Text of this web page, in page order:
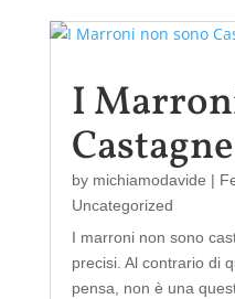
I
Castagne
by michiamodavide |
Uncategorized
I marroni non sono
precisi. Al contrario di
pensa, non è una